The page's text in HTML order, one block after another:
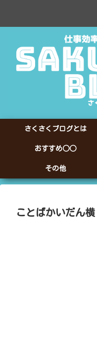
さくさくブログとは
おすすめ○○
その他
ことばかいだん横